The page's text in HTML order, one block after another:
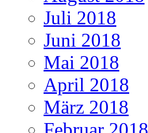
Juli 2018
Juni 2018
Mai 2018
April 2018
März 2018